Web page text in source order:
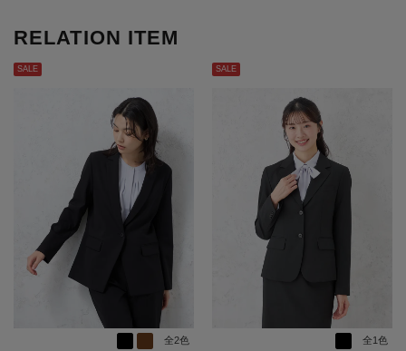
RELATION ITEM
SALE
全2色
SALE
全1色